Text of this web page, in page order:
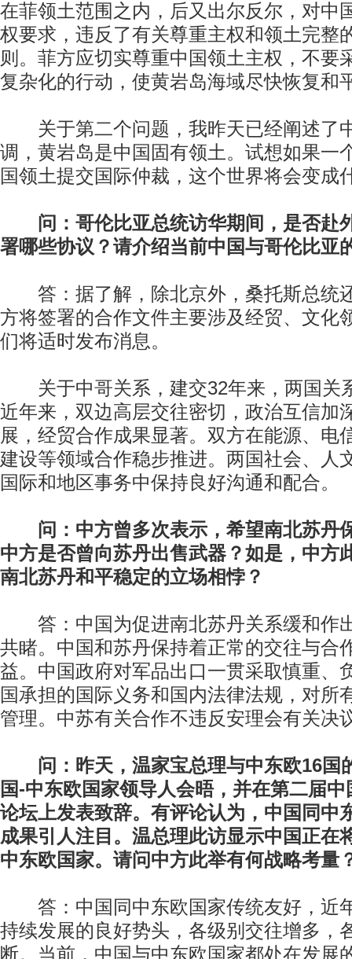
在菲领土范围之内，后又出尔反尔，对中
权要求，违反了有关尊重主权和领土完整
则。菲方应切实尊重中国领土主权，不要
复杂化的行动，使黄岩岛海域尽快恢复和
关于第二个问题，我昨天已经阐述了
调，黄岩岛是中国固有领土。试想如果一
国领土提交国际仲裁，这个世界将会变成
问：哥伦比亚总统访华期间，是否赴
署哪些协议？请介绍当前中国与哥伦比亚
答：据了解，除北京外，桑托斯总统
方将签署的合作文件主要涉及经贸、文化
们将适时发布消息。
关于中哥关系，建交32年来，两国关
近年来，双边高层交往密切，政治互信加
展，经贸合作成果显著。双方在能源、电
建设等领域合作稳步推进。两国社会、人
国际和地区事务中保持良好沟通和配合。
问：中方曾多次表示，希望南北苏丹
中方是否曾向苏丹出售武器？如是，中方
南北苏丹和平稳定的立场相悖？
答：中国为促进南北苏丹关系缓和作
共睹。中国和苏丹保持着正常的交往与合
益。中国政府对军品出口一贯采取慎重、
国承担的国际义务和国内法律法规，对所
管理。中苏有关合作不违反安理会有关决
问：昨天，温家宝总理与中东欧16国
国-中东欧国家领导人会晤，并在第二届
论坛上发表致辞。有评论认为，中国同中
成果引人注目。温总理此访显示中国正在
中东欧国家。请问中方此举有何战略考量
答：中国同中东欧国家传统友好，近
持续发展的良好势头，各级别交往增多，
断。当前，中国与中东欧国家都处在发展